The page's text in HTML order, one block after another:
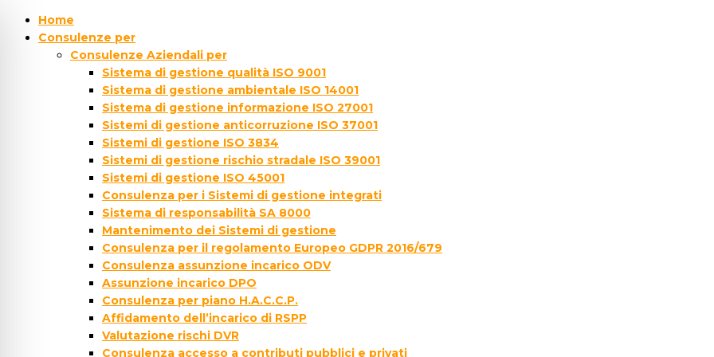
Home
Consulenze per
Consulenze Aziendali per
Sistema di gestione qualità ISO 9001
Sistema di gestione ambientale ISO 14001
Sistema di gestione informazione ISO 27001
Sistemi di gestione anticorruzione ISO 37001
Sistemi di gestione ISO 3834
Sistemi di gestione rischio stradale ISO 39001
Sistemi di gestione ISO 45001
Consulenza per i Sistemi di gestione integrati
Sistema di responsabilità SA 8000
Mantenimento dei Sistemi di gestione
Consulenza per il regolamento Europeo GDPR 2016/679
Consulenza assunzione incarico ODV
Assunzione incarico DPO
Consulenza per piano H.A.C.C.P.
Affidamento dell’incarico di RSPP
Valutazione rischi DVR
Consulenza accesso a contributi pubblici e privati